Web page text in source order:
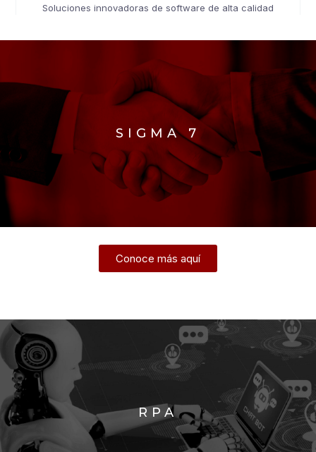
Soluciones innovadoras de software de alta calidad
SIGMA 7
Conoce más aquí
RPA